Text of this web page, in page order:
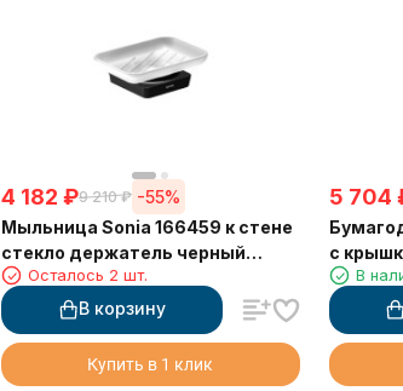
4 182 ₽9 210 ₽ -55%
Мыльница Sonia 166459 к стене
стекло держатель черный
матовый
Осталось 2 шт.
В корзину
Купить в 1 клик
5 704
с
В